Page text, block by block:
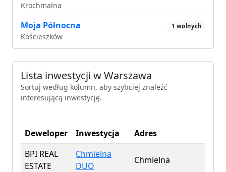
Krochmalna
Moja Północna
Kościeszków
1 wolnych
Nowa Praga
Rozwojowa
Wąwozowa
Ursus Centralny - Etap 1
ul. Gierdziejewskiego 23
Lista inwestycji w Warszawa
Sortuj według kolumn, aby szybciej znaleźć
interesującą inwestycję.
Deweloper Inwestycja Adres
BPI REAL
ESTATE
Chmielna
DUO
Chmielna